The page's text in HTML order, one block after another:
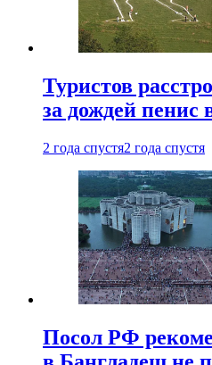
Туристов
за дождей пенис
2 года спустя2 года спустя
Посол РФ